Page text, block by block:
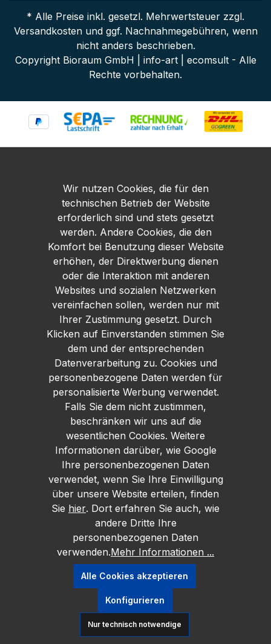
* Alle Preise inkl. gesetzl. Mehrwertsteuer zzgl.
Versandkostenund ggf. Nachnahmegebühren, wenn
nicht anders beschrieben.
Copyright Bioraum GmbH | info-art | ecomsult - Alle
Rechte vorbehalten.
Wir nutzen Cookies, die für den
technischen Betrieb der Website
erforderlich sind und stets gesetzt
werden. Andere Cookies, die den
Komfort bei Benutzung dieser Website
erhöhen, der Direktwerbung dienen
oder die Interaktion mit anderen
Websites und sozialen Netzwerken
vereinfachen sollen, werden nur mit
Ihrer Zustimmung gesetzt. Durch
Klicken auf Einverstanden stimmen Sie
dem und der entsprechenden
Datenverarbeitung zu. Cookies und
personenbezogene Daten werden für
personalisierte Werbung verwendet.
Falls Sie dem nicht zustimmen,
beschränken wir uns auf die
wesentlichen Cookies. Weitere
Informationen darüber, wie Google
Ihre personenbezogenen Daten
verwendet, wenn Sie Ihre Einwilligung
über unsere Website erteilen, finden
Sie hier. Dort erfahren Sie auch, wie
andere Dritte Ihre
personenbezogenen Daten
verwenden.Mehr Informationen ...
Nur technisch notwendige
Konfigurieren
Alle Cookies akzeptieren